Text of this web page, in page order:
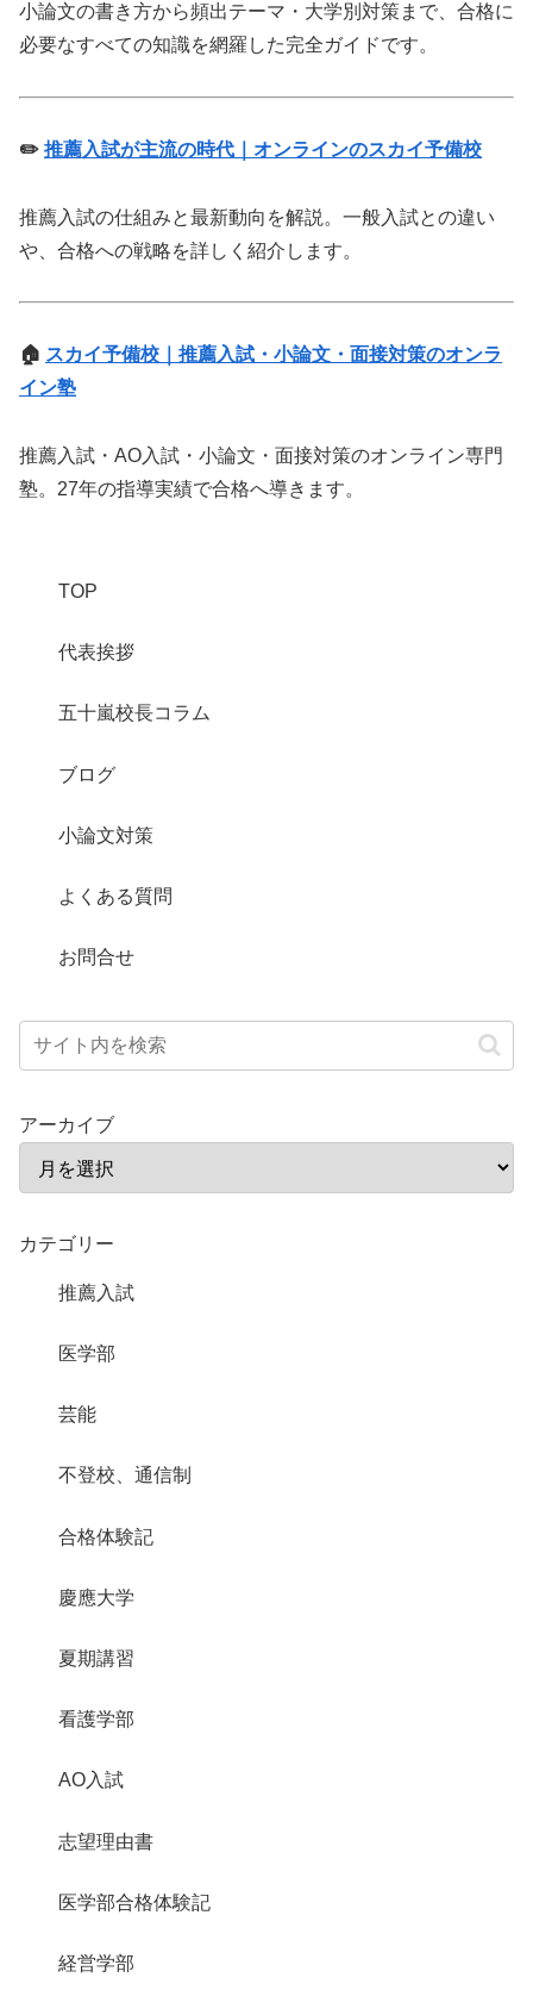
小論文の書き方から頻出テーマ・大学別対策まで、合格に
必要なすべての知識を網羅した完全ガイドです。
✏️ 推薦入試が主流の時代｜オンラインのスカイ予備校
推薦入試の仕組みと最新動向を解説。一般入試との違い
や、合格への戦略を詳しく紹介します。
🏠 スカイ予備校｜推薦入試・小論文・面接対策のオンラ
イン塾
推薦入試・AO入試・小論文・面接対策のオンライン専門
塾。27年の指導実績で合格へ導きます。
TOP
代表挨拶
五十嵐校長コラム
ブログ
小論文対策
よくある質問
お問合せ
アーカイブ
カテゴリー
推薦入試
医学部
芸能
不登校、通信制
合格体験記
慶應大学
夏期講習
看護学部
AO入試
志望理由書
医学部合格体験記
経営学部